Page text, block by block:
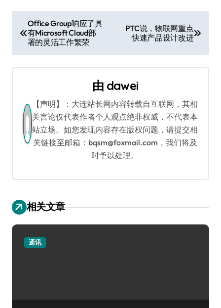
章
导
Office Group响应了具
有Microsoft Cloud部
署的灵活工作繁荣
PTC说，物联网重点
快速产品设计改进
由 dawei
【声明】：大连站长网内容转载自互联网，其相
关言论仅代表作者个人观点绝非权威，不代表本
站立场。如您发现内容存在版权问题，请提交相
关链接至邮箱：bqsm@foxmail.com，我们将及
时予以处理。
相关文章
通讯